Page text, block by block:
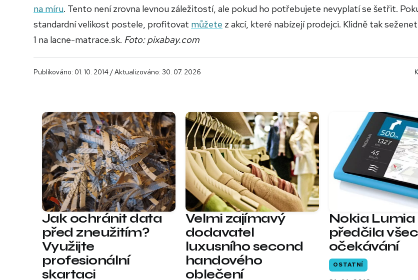
na míru. Tento není zrovna levnou záležitostí, ale pokud ho potřebujete nevyplatí se šetřit.
standardní velikost postele, profitovat můžete z akcí, které nabízejí prodejci. Klidně tak
1 na lacne-matrace.sk. Foto: pixabay.com
Publikováno: 01. 10. 2014 / Aktualizováno: 30. 07. 2026
Jak ochránit data
před zneužitím?
Využijte
profesionální
skartaci
Velmi zajímavý
dodavatel
luxusního second
handového
oblečení
Nokia Lumia
předčila
očekávání
OSTATNÍ